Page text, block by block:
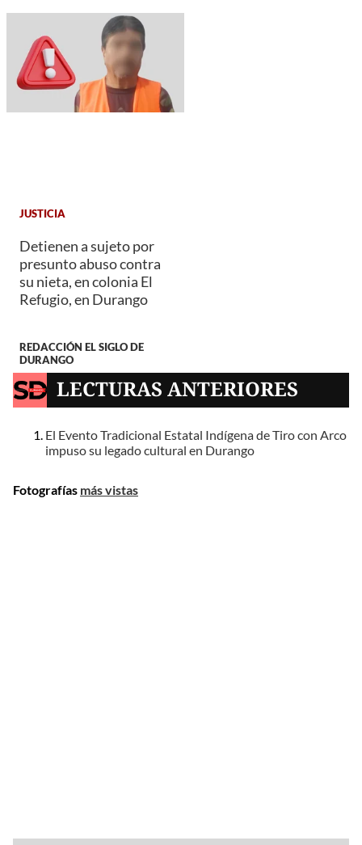
JUSTICIA
Detienen a sujeto por
presunto abuso contra
su nieta, en colonia El
Refugio, en Durango
REDACCIÓN EL SIGLO DE
DURANGO
LECTURAS ANTERIORES
El Evento Tradicional Estatal Indígena de Tiro con Arco
impuso su legado cultural en Durango
Fotografías más vistas